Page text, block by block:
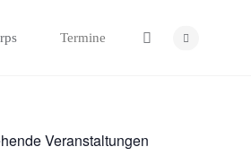
Termine
Veranstaltungen